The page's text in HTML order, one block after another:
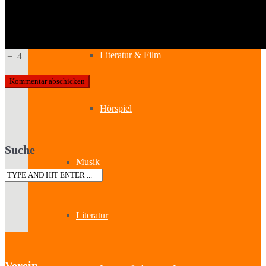
Literatur & Film
Hörspiel
Musik
Literatur
= 4
Suche